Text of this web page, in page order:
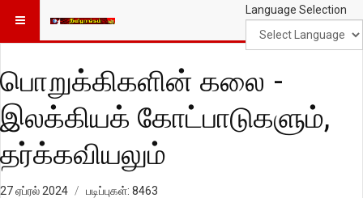
Language Selection
பொறுக்கிகளின் கலை -
இலக்கியக் கோட்பாடுகளும்,
தர்க்கவியலும்
27 ஏப்ரல் 2024 படிப்புகள்: 8463